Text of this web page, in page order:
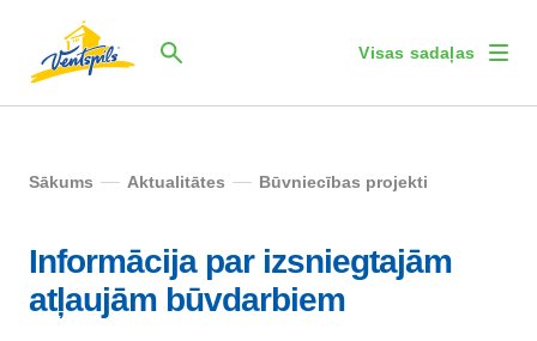
Visas sadaļas
Sākums Aktualitātes Būvniecības projekti
Informācija par izsniegtajām
atļaujām būvdarbiem